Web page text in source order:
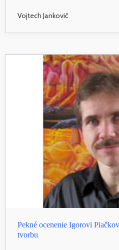
Vojtech Jankovič
Pekné ocenenie Igorovi
tvorbu